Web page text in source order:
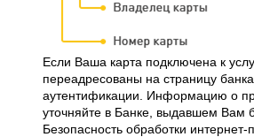
Если Ваша карта подключена к
переадресованы на страницу
аутентификации. Информацию о
уточняйте в Банке, выдавшем Вам
Безопасность обработки